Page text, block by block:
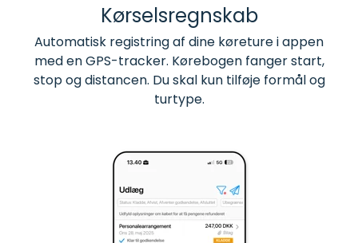
Kørselsregnskab
Automatisk registring af dine køreture i appen
med en GPS-tracker. Kørebogen fanger start,
stop og distancen. Du skal kun tilføje formål og
turtype.